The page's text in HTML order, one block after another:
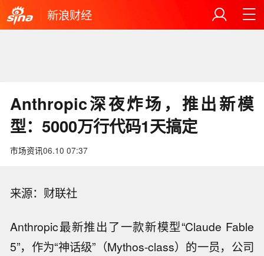
新浪财经
Anthropic深夜炸场，推出新模
型：5000万行代码1天搞定
市场资讯06.10 07:37
来源：财联社
Anthropic最新推出了一款新模型“Claude Fable
5”，作为“神话级”（Mythos-class）的一员，公司